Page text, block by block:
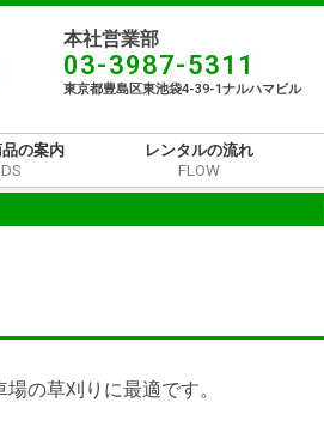
本社営業部​
03-3987-5311
東京都豊島区東池袋4-39-1ナルハマビル​
の案内
レンタルの流れ
FLOW
の草刈りに最適です。